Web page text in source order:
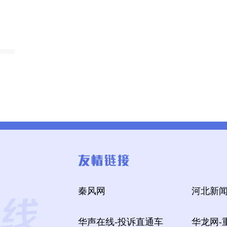
秦风网 河北新
华声在线-投诉直通车 华龙网-